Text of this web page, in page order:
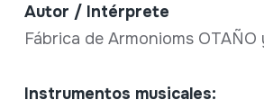
Autor / Intérprete
Fábrica de Armonioms OTAÑO
Instrumentos musicales: